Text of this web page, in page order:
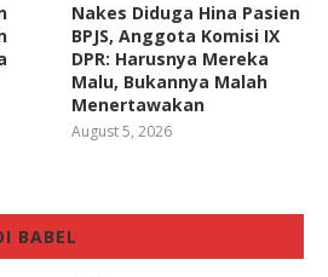
Nakes Diduga Hina Pasien
BPJS, Anggota Komisi IX
DPR: Harusnya Mereka
Malu, Bukannya Malah
Menertawakan
August 5, 2026
BABEL